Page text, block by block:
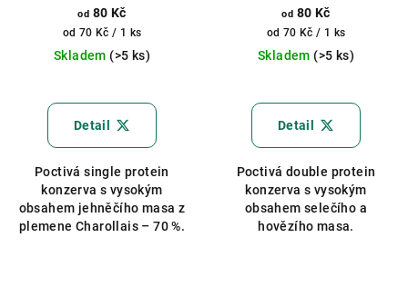
od 80 Kč
Měrná
cena:
od 70 Kč / 1 ks
Skladem (>5 ks)
hodnocení
produktu
z
5
hvězdiček.
Detail
Poctivá single protein
konzerva s vysokým
obsahem jehněčího masa z
plemene Charollais – 70 %.
od 80 Kč
Měrná
cena:
od 70 Kč / 1 ks
Skladem (>5 ks)
hodnocení
produktu
z
5
hvězdiček.
Detail
Poctivá double protein
konzerva s vysokým
obsahem selečího a
hovězího masa.